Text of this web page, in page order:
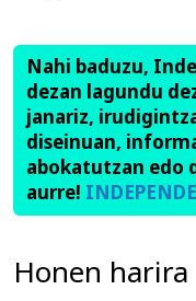
Nahi baduzu,
dezan lagundu
janariz,
diseinuan,
abokatutzan edo
aurre!
Honen harira